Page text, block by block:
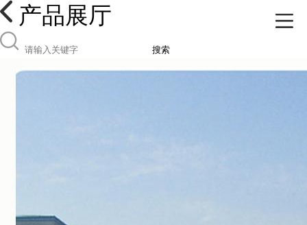
产品展厅
搜索